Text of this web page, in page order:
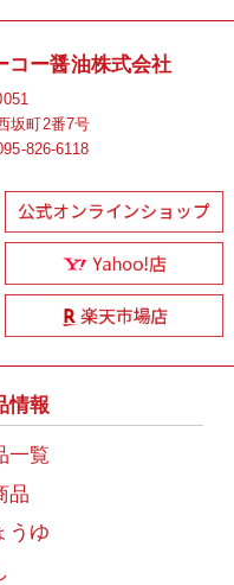
コー醤油株式会社
坂町2番7号
826-6118
情報
一覧
品
うゆ